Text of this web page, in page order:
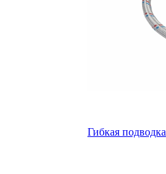
Гибкая подводка